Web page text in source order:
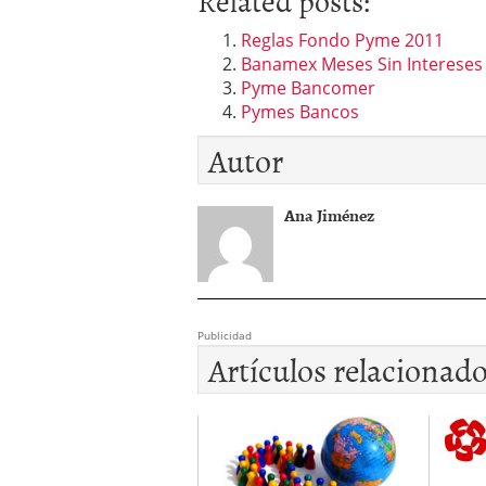
Reglas Fondo Pyme 2011
Banamex Meses Sin Intereses
Pyme Bancomer
Pymes Bancos
Autor
Ana Jiménez
Publicidad
Artículos